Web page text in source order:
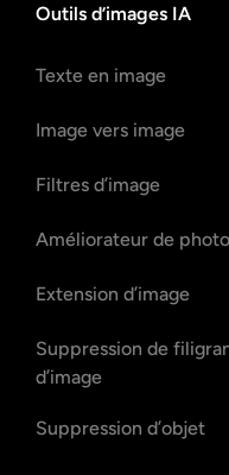
Outils d’images IA
Texte en image
Image vers image
Filtres d’image
Améliorateur de
Extension d’image
Suppression de
d’image
Suppression d’objet